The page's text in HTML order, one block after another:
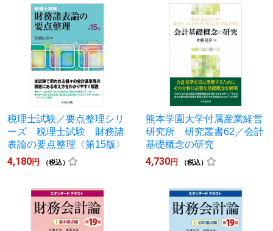
税理士試験／要点整理シリ
ーズ 税理士試験 財務諸
表論の要点整理〈第15版〉
4,180円 （税込）
熊本学園大学付属産業経営
研究所 研究叢書62／会計
基礎概念の研究
4,730円 （税込）